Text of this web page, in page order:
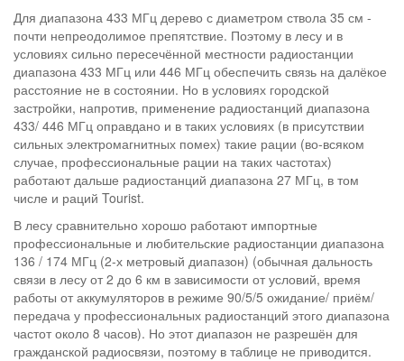
Для диапазона 433 МГц дерево с диаметром ствола 35 см -
почти непреодолимое препятствие. Поэтому в лесу и в
условиях сильно пересечённой местности радиостанции
диапазона 433 МГц или 446 МГц обеспечить связь на далёкое
расстояние не в состоянии. Но в условиях городской
застройки, напротив, применение радиостанций диапазона
433/ 446 МГц оправдано и в таких условиях (в присутствии
сильных электромагнитных помех) такие рации (во-всяком
случае, профессиональные рации на таких частотах)
работают дальше радиостанций диапазона 27 МГц, в том
числе и раций Tourist.
В лесу сравнительно хорошо работают импортные
профессиональные и любительские радиостанции диапазона
136 / 174 МГц (2-х метровый диапазон) (обычная дальность
связи в лесу от 2 до 6 км в зависимости от условий, время
работы от аккумуляторов в режиме 90/5/5 ожидание/ приём/
передача у профессиональных радиостанций этого диапазона
частот около 8 часов). Но этот диапазон не разрешён для
гражданской радиосвязи, поэтому в таблице не приводится.